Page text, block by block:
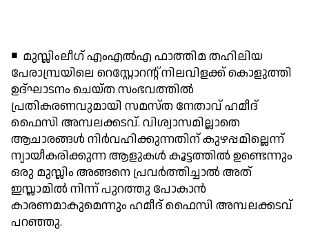
◾ മുസ്ലിംലീഗ് എംഎല്‍എ ഫാത്തിമ തഹിലിയ
പേരാമ്പ്രയിലെ റെസ്റ്റോറന്റ് നിലവിളക്ക് കൊളുത്തി
ഉദ്ഘാടനം ചെയ്ത സംഭവത്തില്‍
പ്രതികരണവുമായി സമസ്ത നേതാവ് ഹമീദ്
ഫൈസി അമ്പലക്കടവ്. വിശ്വാസമില്ലാതെ
ആചാരങ്ങള്‍ നിര്‍വഹിക്കുന്നതിന് കുഴപ്പമില്ലെന്ന്
ന്യായീകരിക്കുന്ന ആളുകള്‍ കൂട്ടത്തില്‍ ഉണ്ടെന്നും
ഒരു മുസ്ലിം അങ്ങനെ പ്രവര്‍ത്തിച്ചാല്‍ അത്
ഇസ്ലാമില്‍ നിന്ന് പുറത്തു പോകാന്‍
കാരണമാകുമെന്നും ഹമീദ് ഫൈസി അമ്പലക്കടവ്
പറഞ്ഞു.